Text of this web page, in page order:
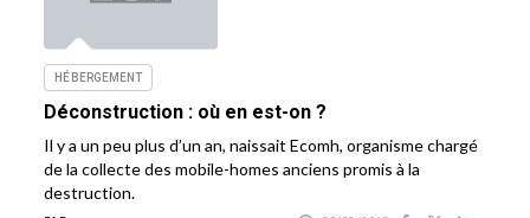
HÉBERGEMENT
Déconstruction : où en est-on ?
Il y a un peu plus d’un an, naissait Ecomh, organisme chargé
de la collecte des mobile-homes anciens promis à la
destruction.